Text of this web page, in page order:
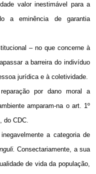
valor inestimável para a
a eminência de garantia
– no que concerne à
a barreira do indivíduo
jurídica e à coletividade.
por dano moral a
amparam-na o art. 1º
do CDC.
a categoria de
Consectariamente, a sua
de vida da população,